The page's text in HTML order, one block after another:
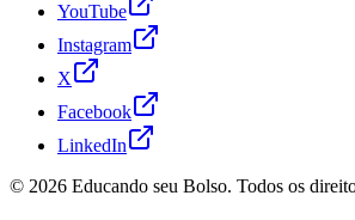
YouTube
Instagram
X
Facebook
LinkedIn
© 2026 Educando seu Bolso. Todos os